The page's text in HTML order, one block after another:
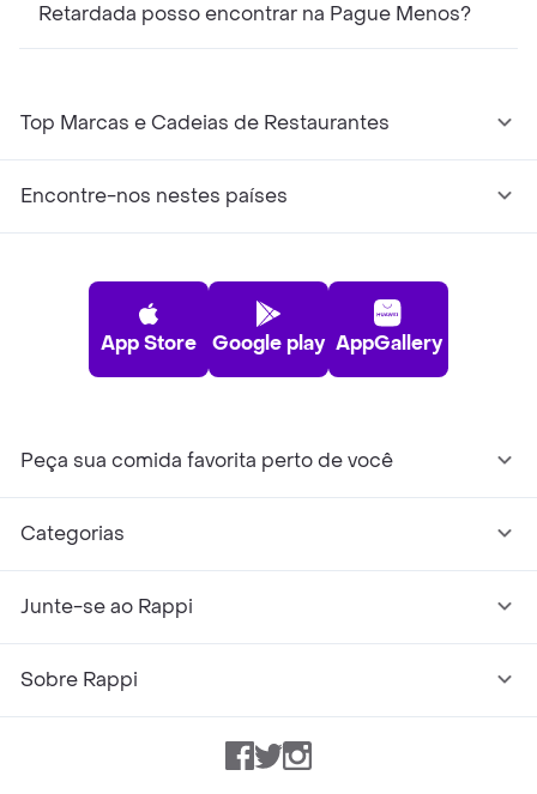
Retardada posso encontrar na Pague Menos?
Top Marcas e Cadeias de Restaurantes
Encontre-nos nestes países
App Store Google play AppGallery
Peça sua comida favorita perto de você
Categorias
Junte-se ao Rappi
Sobre Rappi
Facebook
TwitterInstagram